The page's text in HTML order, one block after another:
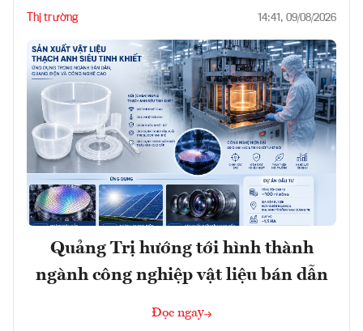
Thị trường 14:41, 09/08/2026
Quảng Trị hướng tới hình thành
ngành công nghiệp vật liệu bán dẫn
Đọc ngay